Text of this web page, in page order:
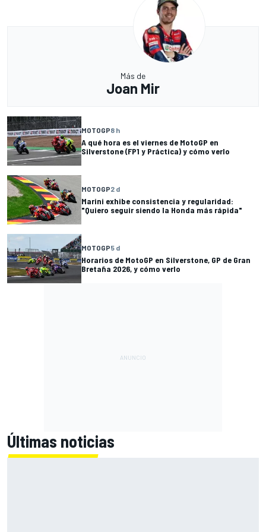
Más de
Joan Mir
MOTOGP8 h
A qué hora es el viernes de MotoGP en
Silverstone (FP1 y Práctica) y cómo verlo
MOTOGP2 d
Marini exhibe consistencia y regularidad:
"Quiero seguir siendo la Honda más rápida"
MOTOGP5 d
Horarios de MotoGP en Silverstone, GP de Gran
Bretaña 2026, y cómo verlo
Últimas noticias